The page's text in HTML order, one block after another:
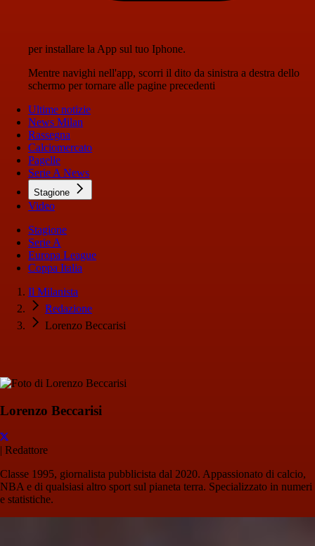
per installare la App sul tuo Iphone.
Mentre navighi nell'app, scorri il dito da sinistra a destra dello
schermo per tornare alle pagine precedenti
Ultime notizie
News Milan
Rassegna
Calciomercato
Pagelle
Serie A News
Stagione
Video
Stagione
Serie A
Europa League
Coppa Italia
Il Milanista
Redazione
Lorenzo Beccarisi
Lorenzo Beccarisi
| Redattore
Classe 1995, giornalista pubblicista dal 2020. Appassionato di calcio,
NBA e di qualsiasi altro sport sul pianeta terra. Specializzato in numeri
e statistiche.